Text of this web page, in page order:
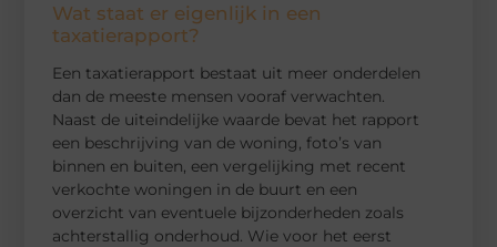
Wat staat er eigenlijk in een
taxatierapport?
Een taxatierapport bestaat uit meer onderdelen
dan de meeste mensen vooraf verwachten.
Naast de uiteindelijke waarde bevat het rapport
een beschrijving van de woning, foto’s van
binnen en buiten, een vergelijking met recent
verkochte woningen in de buurt en een
overzicht van eventuele bijzonderheden zoals
achterstallig onderhoud. Wie voor het eerst